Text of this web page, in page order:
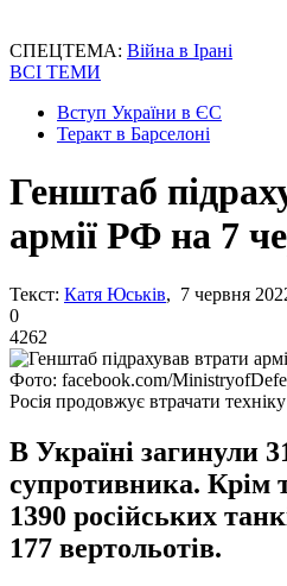
СПЕЦТЕМА: Війна в Ірані
ВСІ ТЕМИ
Вступ України в ЄС
Теракт в Барселоні
Генштаб
армії РФ на 7
Текст: Катя Юськів, 7 червня
0
4262
Фото: facebook.com/
Росія продовжує втрачати
В Україні загинули
супротивника. Крім
1390 російських
177 вертольотів.